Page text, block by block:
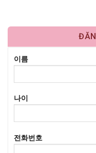
이름
나이
전화번호